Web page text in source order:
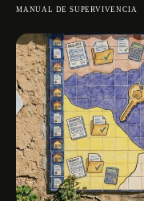
MANUAL DE SUPERVIVENCIA